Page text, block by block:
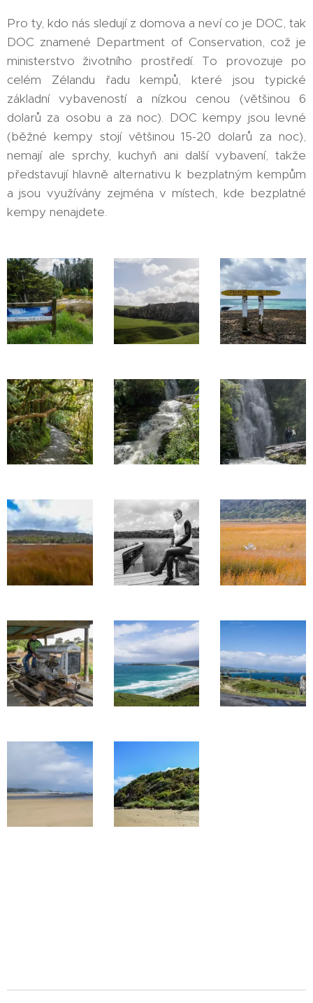
Pro ty, kdo nás sledují z domova a neví co je DOC, tak
DOC znamené Department of Conservation, což je
ministerstvo životního prostředí. To provozuje po
celém Zélandu řadu kempů, které jsou typické
základní vybaveností a nízkou cenou (většinou 6
dolarů za osobu a za noc). DOC kempy jsou levné
(běžné kempy stojí většinou 15-20 dolarů za noc),
nemají ale sprchy, kuchyň ani další vybavení, takže
představují hlavně alternativu k bezplatným kempům
a jsou využívány zejména v místech, kde bezplatné
kempy nenajdete.